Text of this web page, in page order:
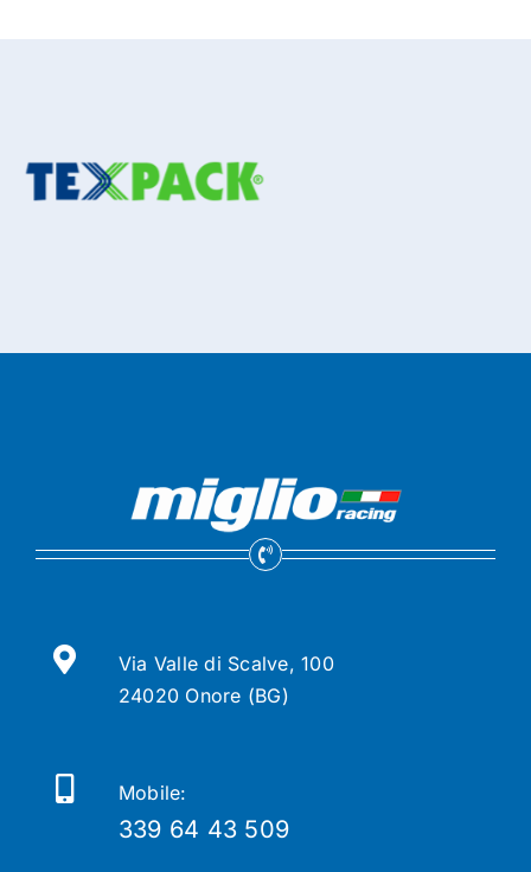
Via Valle di Scalve, 100
24020 Onore (BG)
Mobile:
339 64 43 509